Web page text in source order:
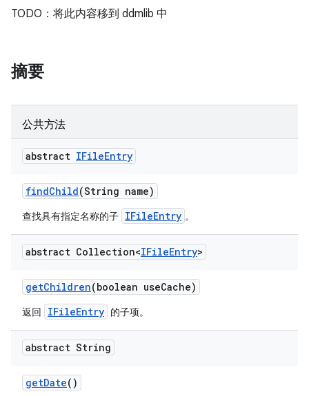
TODO：将此内容移到 ddmlib 中
摘要
公共方法
abstract IFileEntry
findChild(String name)
查找具有指定名称的子 IFileEntry 。
abstract Collection<IFileEntry>
getChildren(boolean useCache)
返回 IFileEntry 的子项。
abstract String
getDate()